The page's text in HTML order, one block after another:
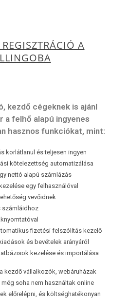
REGISZTRÁCIÓ A
kezdő cégeknek is ajánl
a felhő alapú ingyenes
hasznos funkciókat, mint:
korlátlanul és teljesen ingyen
kötelezettség automatizálása
nettó alapú számlázás
egy felhasználóval
vevőidnek
számláidhoz
fizetési felszólítás kezelő
és bevételek arányáról
kezelése és importálása
kezdő vállalkozók, webáruházak
soha nem használtak online
előrelépni, és költséghatékonyan